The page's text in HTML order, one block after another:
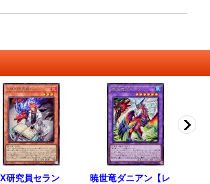
研究員セラン
暁世竜ダニアン【レ